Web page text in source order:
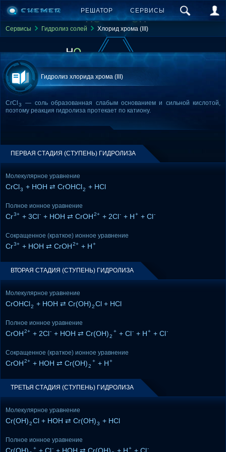
РЕШАТОР СЕРВИСЫ
Сервисы Гидролиз солей Хлорид хрома (III)
Гидролиз хлорида хрома (III)
CrCl 3
— соль образованная слабым основанием и сильной кислотой,
поэтому реакция гидролиза протекает по катиону.
ПЕРВАЯ СТАДИЯ (СТУПЕНЬ) ГИДРОЛИЗА
Молекулярное уравнение
CrCl3 + HOH ⇄ CrOHCl2 + HCl
Полное ионное уравнение
Cr3+ + 3Cl- + HOH ⇄ CrOH2+ + 2Cl- + H+ + Cl-
Сокращенное (краткое) ионное уравнение
Cr3+ + HOH ⇄ CrOH2+ + H+
ВТОРАЯ СТАДИЯ (СТУПЕНЬ) ГИДРОЛИЗА
Молекулярное уравнение
CrOHCl2 + HOH ⇄ Cr(OH)2Cl + HCl
Полное ионное уравнение
CrOH2+ + 2Cl- + HOH ⇄ Cr(OH)2
+ + Cl- + H+ + Cl-
Сокращенное (краткое) ионное уравнение
CrOH2+ + HOH ⇄ Cr(OH)2
+ + H+
ТРЕТЬЯ СТАДИЯ (СТУПЕНЬ) ГИДРОЛИЗА
Молекулярное уравнение
Cr(OH)2Cl + HOH ⇄ Cr(OH)3 + HCl
Полное ионное уравнение
+ - + -